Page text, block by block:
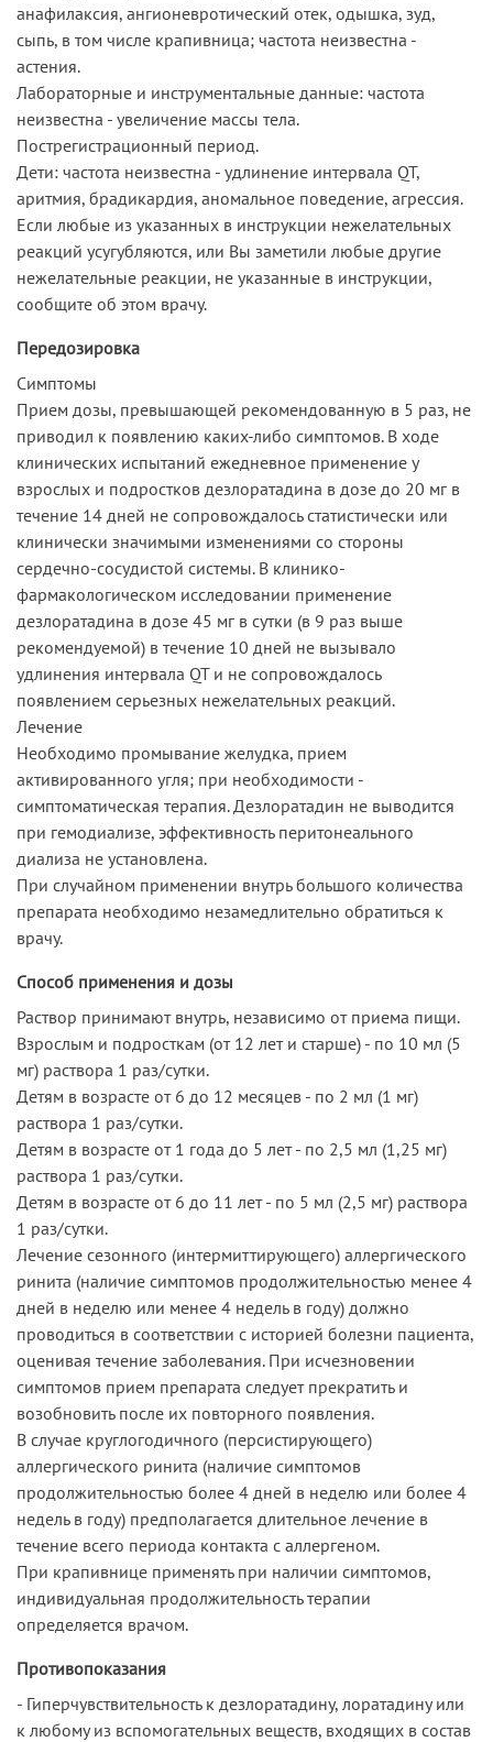
анафилаксия, ангионевротический отек, одышка, зуд,
сыпь, в том числе крапивница; частота неизвестна -
астения.
Лабораторные и инструментальные данные: частота
неизвестна - увеличение массы тела.
Пострегистрационный период.
Дети: частота неизвестна - удлинение интервала QT,
аритмия, брадикардия, аномальное поведение, агрессия.
Если любые из указанных в инструкции нежелательных
реакций усугубляются, или Вы заметили любые другие
нежелательные реакции, не указанные в инструкции,
сообщите об этом врачу.
Передозировка
Симптомы
Прием дозы, превышающей рекомендованную в 5 раз, не
приводил к появлению каких-либо симптомов. В ходе
клинических испытаний ежедневное применение у
взрослых и подростков дезлоратадина в дозе до 20 мг в
течение 14 дней не сопровождалось статистически или
клинически значимыми изменениями со стороны
сердечно-сосудистой системы. В клинико-
фармакологическом исследовании применение
дезлоратадина в дозе 45 мг в сутки (в 9 раз выше
рекомендуемой) в течение 10 дней не вызывало
удлинения интервала QT и не сопровождалось
появлением серьезных нежелательных реакций.
Лечение
Необходимо промывание желудка, прием
активированного угля; при необходимости -
симптоматическая терапия. Дезлоратадин не выводится
при гемодиализе, эффективность перитонеального
диализа не установлена.
При случайном применении внутрь большого количества
препарата необходимо незамедлительно обратиться к
врачу.
Способ применения и дозы
Раствор принимают внутрь, независимо от приема пищи.
Взрослым и подросткам (от 12 лет и старше) - по 10 мл (5
мг) раствора 1 раз/сутки.
Детям в возрасте от 6 до 12 месяцев - по 2 мл (1 мг)
раствора 1 раз/сутки.
Детям в возрасте от 1 года до 5 лет - по 2,5 мл (1,25 мг)
раствора 1 раз/сутки.
Детям в возрасте от 6 до 11 лет - по 5 мл (2,5 мг) раствора
1 раз/сутки.
Лечение сезонного (интермиттирующего) аллергического
ринита (наличие симптомов продолжительностью менее 4
дней в неделю или менее 4 недель в году) должно
проводиться в соответствии с историей болезни пациента,
оценивая течение заболевания. При исчезновении
симптомов прием препарата следует прекратить и
возобновить после их повторного появления.
В случае круглогодичного (персистирующего)
аллергического ринита (наличие симптомов
продолжительностью более 4 дней в неделю или более 4
недель в году) предполагается длительное лечение в
течение всего периода контакта с аллергеном.
При крапивнице применять при наличии симптомов,
индивидуальная продолжительность терапии
определяется врачом.
Противопоказания
- Гиперчувствительность к дезлоратадину, лоратадину или
к любому из вспомогательных веществ, входящих в состав